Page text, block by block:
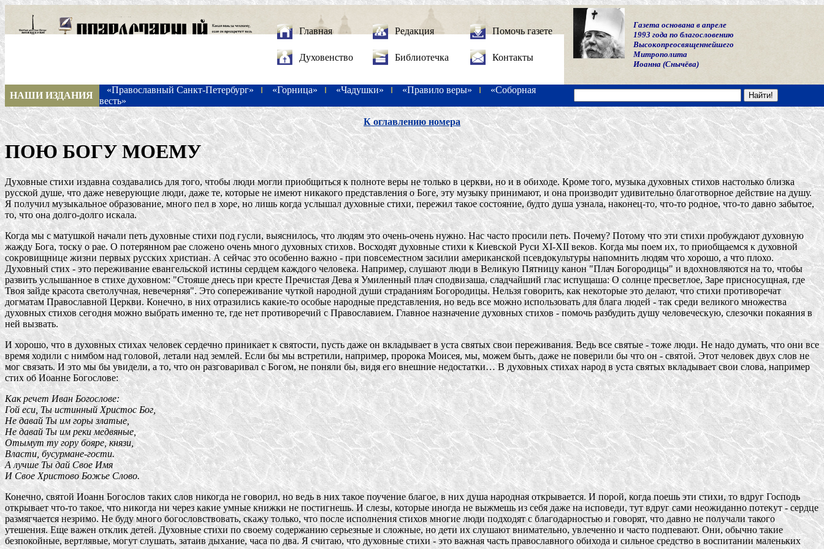
Главная Редакция Помочь газете
Духовенство Библиотечка Контакты
Газета основана в апреле
1993 года по благословению
Высокопреосвященнейшего
Митрополита
Иоанна (Снычёва)
НАШИ ИЗДАНИЯ
«Православный Санкт-Петербург» «Горница» «Чадушки» «Правило веры»
«Соборная
весть»
К оглавлению номера
ПОЮ БОГУ МОЕМУ
Духовные стихи издавна создавались для того, чтобы люди могли приобщиться к полноте веры не только в церкви, но и в обиходе. Кроме того, музыка духовных стихов настолько близка
русской душе, что даже неверующие люди, даже те, которые не имеют никакого представления о Боге, эту музыку принимают, и она производит удивительно благотворное действие на душу.
Я получил музыкальное образование, много пел в хоре, но лишь когда услышал духовные стихи, пережил такое состояние, будто душа узнала, наконец-то, что-то родное, что-то давно забытое,
то, что она долго-долго искала.
Когда мы с матушкой начали петь духовные стихи под гусли, выяснилось, что людям это очень-очень нужно. Нас часто просили петь. Почему? Потому что эти стихи пробуждают духовную
жажду Бога, тоску о рае. О потерянном рае сложено очень много духовных стихов. Восходят духовные стихи к Киевской Руси XI-XII веков. Когда мы поем их, то приобщаемся к духовной
сокровищнице жизни первых русских христиан. А сейчас это особенно важно - при повсеместном засилии американской псевдокультуры напомнить людям что хорошо, а что плохо.
Духовный стих - это переживание евангельской истины сердцем каждого человека. Например, слушают люди в Великую Пятницу канон "Плач Богородицы" и вдохновляются на то, чтобы
развить услышанное в стихе духовном: "Стояше днесь при кресте Пречистая Дева я Умиленный плач сподвизаша, сладчайший глас испущаша: О солнце пресветлое, Заре присносущная, где
Твоя зайде красота светолучная, невечерняя". Это сопереживание чуткой народной души страданиям Богородицы. Нельзя говорить, как некоторые это делают, что стихи противоречат
догматам Православной Церкви. Конечно, в них отразились какие-то особые народные представления, но ведь все можно использовать для блага людей - так среди великого множества
духовных стихов сегодня можно выбрать именно те, где нет противоречий с Православием. Главное назначение духовных стихов - помочь разбудить душу человеческую, слезочки покаяния в
ней вызвать.
И хорошо, что в духовных стихах человек сердечно приникает к святости, пусть даже он вкладывает в уста святых свои переживания. Ведь все святые - тоже люди. Не надо думать, что они все
время ходили с нимбом над головой, летали над землей. Если бы мы встретили, например, пророка Моисея, мы, можем быть, даже не поверили бы что он - святой. Этот человек двух слов не
мог связать. И это мы бы увидели, а то, что он разговаривал с Богом, не поняли бы, видя его внешние недостатки… В духовных стихах народ в уста святых вкладывает свои слова, например
стих об Иоанне Богослове:
Как речет Иван Богослове:
Гой еси, Ты истинный Христос Бог,
Не давай Ты им горы златые,
Не давай Ты им реки медвяные,
Отымут ту гору бояре, князи,
Власти, бусурмане-гости.
А лучше Ты дай Свое Имя
И Свое Христово Божье Слово.
Конечно, святой Иоанн Богослов таких слов никогда не говорил, но ведь в них такое поучение благое, в них душа народная открывается. И порой, когда поешь эти стихи, то вдруг Господь
открывает что-то такое, что никогда ни через какие умные книжки не постигнешь. И слезы, которые иногда не выжмешь из себя даже на исповеди, тут вдруг сами неожиданно потекут - сердце
размягчается незримо. Не буду много богословствовать, скажу только, что после исполнения стихов многие люди подходят с благодарностью и говорят, что давно не получали такого
утешения. Еще важен отклик детей. Духовные стихи по своему содержанию серьезные и сложные, но дети их слушают внимательно, увлеченно и часто подпевают. Они, обычно такие
безпокойные, вертлявые, могут слушать, затаив дыхание, часа по два. Я считаю, что духовные стихи - это важная часть православного обихода и сильное средство в воспитании маленьких